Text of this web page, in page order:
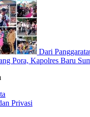
Dari
Pora, Kapolres Baru
Privasi